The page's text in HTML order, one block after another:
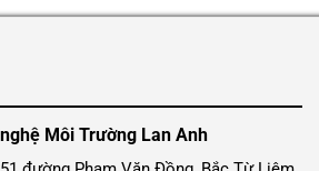
49,000₫.
Môi Trường Lan Anh